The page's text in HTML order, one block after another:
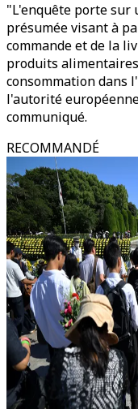
"L'enquête porte sur
présumée visant à
commande et de la
produits
consommation dans
l'autorité
communiqué.
RECOMMANDÉ